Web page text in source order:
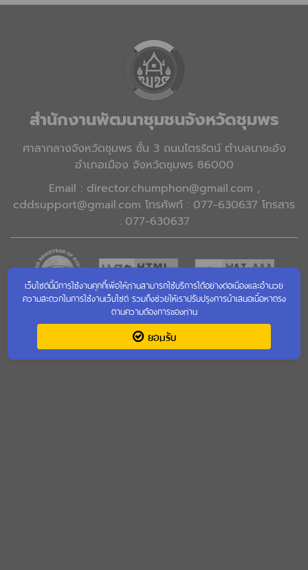
สำนักงานพัฒนาชุมชนจังหวัดชุมพร
ศาลากลางจังหวัดชุมพร ชั้น 3 ถนนไตรรัตน์ ตำบลนาชะอัง
อำเภอเมือง จังหวัดชุมพร 86000
Email : director.chumphon@gmail.com ,
cddsupport@gmail.com โทรศัพท์ : 077-630637 โทรสาร
: 077-630637
เข้าชมเว็บไซต์เก่า
เว็บไซต์นี้มีการใช้งานคุกกี้เพื่อให้ท่านสามารถใช้บริการได้อย่างต่อเนื่องและอำนวย
ความสะดวกในการใช้งานเว็บไซต์ รวมถึงช่วยให้เราปรับปรุงการนำเสนอเนื้อหาตรง
ตามความต้องการของท่าน
ยอมรับ